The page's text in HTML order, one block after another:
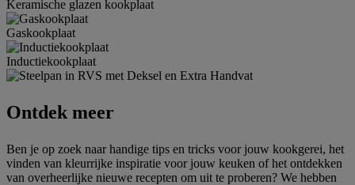
Keramische glazen kookplaat
Gaskookplaat
Inductiekookplaat
Ontdek meer
Ben je op zoek naar handige tips en tricks voor jouw kookgerei, het
vinden van kleurrijke inspiratie voor jouw keuken of het ontdekken
van overheerlijke nieuwe recepten om uit te proberen? We hebben